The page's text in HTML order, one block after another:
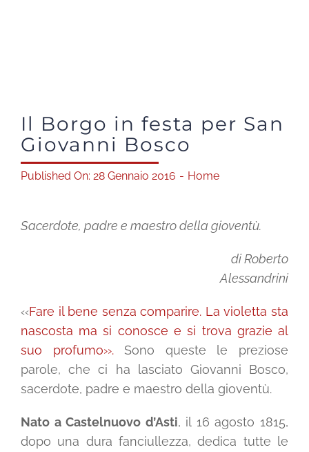
Dona ora
Il Borgo in festa per San
Giovanni Bosco
Published On: 28 Gennaio 2016 - Home
Sacerdote, padre e maestro della gioventù.
di Roberto
Alessandrini
‹‹Fare il bene senza comparire. La violetta sta
nascosta ma si conosce e si trova grazie al
suo profumo››.Sono queste le preziose
parole, che ci ha lasciato Giovanni Bosco,
sacerdote, padre e maestro della gioventù.
Nato a Castelnuovo d’Asti, il 16 agosto 1815,
dopo una dura fanciullezza, dedica tutte le